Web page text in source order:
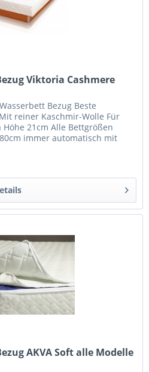
Viktoria Cashmere
Bezug Beste
reiner Kaschmir-Wolle Für
21cm Alle Bettgrößen
immer automatisch mit
AKVA Soft alle Modelle